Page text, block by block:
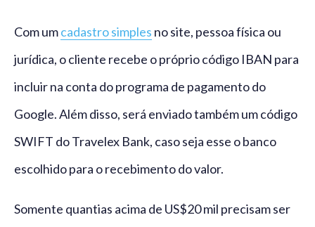
Com umcadastro simples no site, pessoa física ou
jurídica, o cliente recebe o próprio código IBAN para
incluir na conta do programa de pagamento do
Google. Além disso, será enviado também um código
SWIFT do Travelex Bank, caso seja esse o banco
escolhido para o recebimento do valor.
Somente quantias acima de US$20 mil precisam ser